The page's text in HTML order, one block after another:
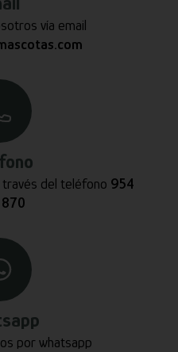
vía email
través del teléfono 954
por whatsapp